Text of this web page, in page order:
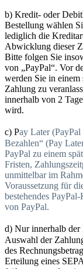
b) Kredit- oder
Bestellung wählen
lediglich die
Abwicklung dieser
Bitte folgen Sie
von „PayPal“. Vor
werden Sie in einem
Zahlung zu
innerhalb von 2
wird.
c) Pay Later
Bezahlen“ (Pay
PayPal zu einem
Fristen,
unmittelbar im
Voraussetzung für
bestehendes
von PayPal.
d) Nur innerhalb
Auswahl der
des
Erteilung eines